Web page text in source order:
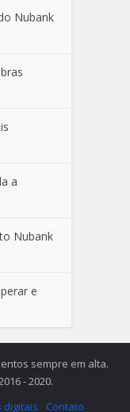
Nubank
a
Nubank
e
sempre em alta.
- 2020.
digitais Contato